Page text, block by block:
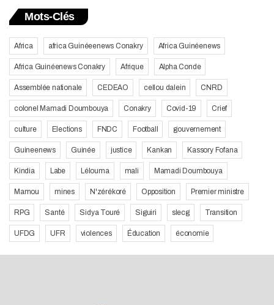
Mots-Clés
Africa africa Guinéeenews Conakry Africa Guinéenews
Africa Guinéenews Conakry Afrique Alpha Conde
Assemblée nationale CEDEAO cellou dalein CNRD
colonel Mamadi Doumbouya Conakry Covid-19 Crief
culture Elections FNDC Football gouvernement
Guineenews Guinée justice Kankan Kassory Fofana
Kindia Labe Lélouma mali Mamadi Doumbouya
Mamou mines N'zérékoré Opposition Premier ministre
RPG Santé Sidya Touré Siguiri slecg Transition
UFDG UFR violences Éducation économie